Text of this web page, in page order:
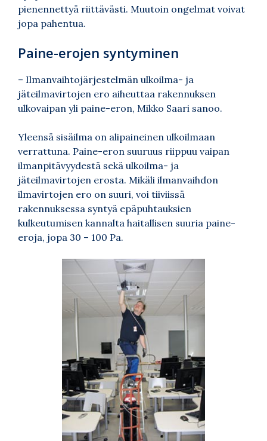
pienennettyä riittävästi. Muutoin ongelmat voivat
jopa pahentua.
Paine-erojen syntyminen
– Ilmanvaihtojärjestelmän ulkoilma- ja
jäteilmavirtojen ero aiheuttaa rakennuksen
ulkovaipan yli paine-eron, Mikko Saari sanoo.
Yleensä sisäilma on alipaineinen ulkoilmaan
verrattuna. Paine-eron suuruus riippuu vaipan
ilmanpitävyydestä sekä ulkoilma- ja
jäteilmavirtojen erosta. Mikäli ilmanvaihdon
ilmavirtojen ero on suuri, voi tiiviissä
rakennuksessa syntyä epäpuhtauksien
kulkeutumisen kannalta haitallisen suuria paine-
eroja, jopa 30 – 100 Pa.